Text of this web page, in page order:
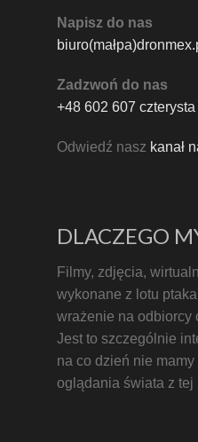
Napisz do nas
Zadzwoń do nas
+48 602 607
Odwiedź nasz kanał
DLACZEGO
Filmy, zdjęcia,
wykonane z lotu
wrażenie na odbiorcy
Jest to szczególnie
na co dzień nie
oglądania świata z tej